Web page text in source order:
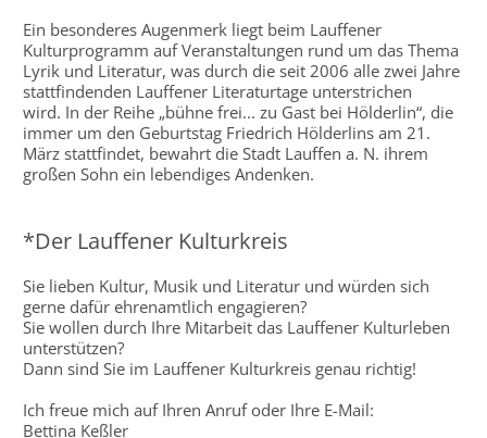
Ein besonderes Augenmerk liegt beim Lauffener
Kulturprogramm auf Veranstaltungen rund um das Thema
Lyrik und Literatur, was durch die seit 2006 alle zwei Jahre
stattfindenden Lauffener Literaturtage unterstrichen
wird. In der Reihe „bühne frei... zu Gast bei Hölderlin“, die
immer um den Geburtstag Friedrich Hölderlins am 21.
März stattfindet, bewahrt die Stadt Lauffen a. N. ihrem
großen Sohn ein lebendiges Andenken.
*Der Lauffener Kulturkreis
Sie lieben Kultur, Musik und Literatur und würden sich
gerne dafür ehrenamtlich engagieren?
Sie wollen durch Ihre Mitarbeit das Lauffener Kulturleben
unterstützen?
Dann sind Sie im Lauffener Kulturkreis genau richtig!
Ich freue mich auf Ihren Anruf oder Ihre E-Mail:
Bettina Keßler